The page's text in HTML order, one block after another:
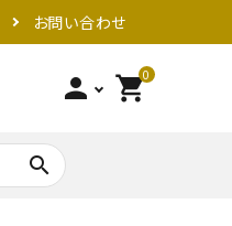
お問い合わせ
person 0
shopping_cart
search